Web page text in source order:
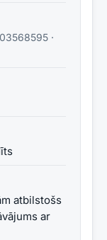
·
atbilstošs
ar